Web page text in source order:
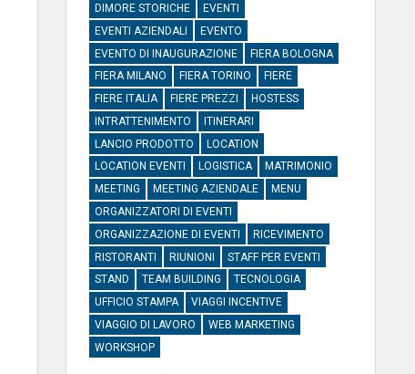
DIMORE STORICHE
EVENTI
EVENTI AZIENDALI
EVENTO
EVENTO DI INAUGURAZIONE
FIERA BOLOGNA
FIERA MILANO
FIERA TORINO
FIERE
FIERE ITALIA
FIERE PREZZI
HOSTESS
INTRATTENIMENTO
ITINERARI
LANCIO PRODOTTO
LOCATION
LOCATION EVENTI
LOGISTICA
MATRIMONIO
MEETING
MEETING AZIENDALE
MENU
ORGANIZZATORI DI EVENTI
ORGANIZZAZIONE DI EVENTI
RICEVIMENTO
RISTORANTI
RIUNIONI
STAFF PER EVENTI
STAND
TEAM BUILDING
TECNOLOGIA
UFFICIO STAMPA
VIAGGI INCENTIVE
VIAGGIO DI LAVORO
WEB MARKETING
WORKSHOP